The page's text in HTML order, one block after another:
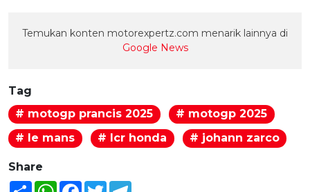
Temukan konten motorexpertz.com menarik lainnya di
Google News
Tag
# motogp prancis 2025
# motogp 2025
# le mans
# lcr honda # johann zarco
Share
Share WhatsAppFacebook
Twitter